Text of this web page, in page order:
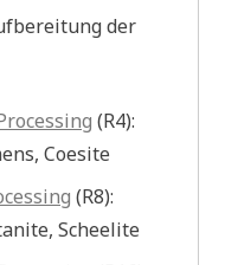
der
(R4):
Coesite
(R8):
Scheelite